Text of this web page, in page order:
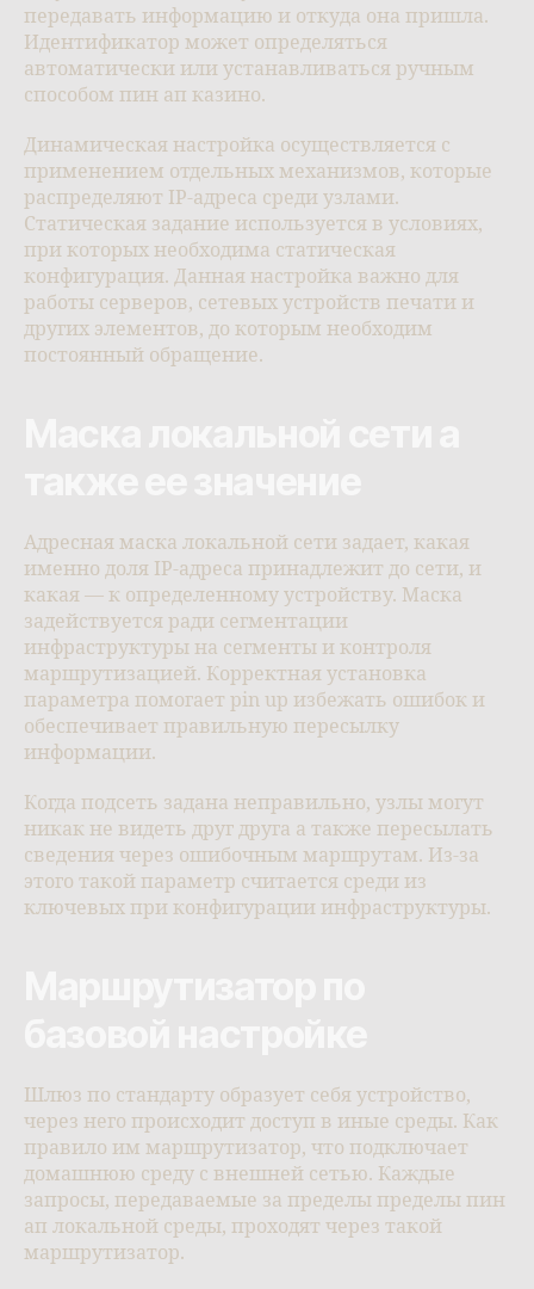
передавать информацию и откуда она пришла.
Идентификатор может определяться
автоматически или устанавливаться ручным
способом пин ап казино.
Динамическая настройка осуществляется с
применением отдельных механизмов, которые
распределяют IP-адреса среди узлами.
Статическая задание используется в условиях,
при которых необходима статическая
конфигурация. Данная настройка важно для
работы серверов, сетевых устройств печати и
других элементов, до которым необходим
постоянный обращение.
Адресная маска локальной сети задает, какая
именно доля IP-адреса принадлежит до сети, и
какая — к определенному устройству. Маска
задействуется ради сегментации
инфраструктуры на сегменты и контроля
маршрутизацией. Корректная установка
параметра помогает pin up избежать ошибок и
обеспечивает правильную пересылку
информации.
Когда подсеть задана неправильно, узлы могут
никак не видеть друг друга а также пересылать
сведения через ошибочным маршрутам. Из-за
этого такой параметр считается среди из
ключевых при конфигурации инфраструктуры.
Шлюз по стандарту образует себя устройство,
через него происходит доступ в иные среды. Как
правило им маршрутизатор, что подключает
домашнюю среду с внешней сетью. Каждые
запросы, передаваемые за пределы пределы пин
ап локальной среды, проходят через такой
маршрутизатор.